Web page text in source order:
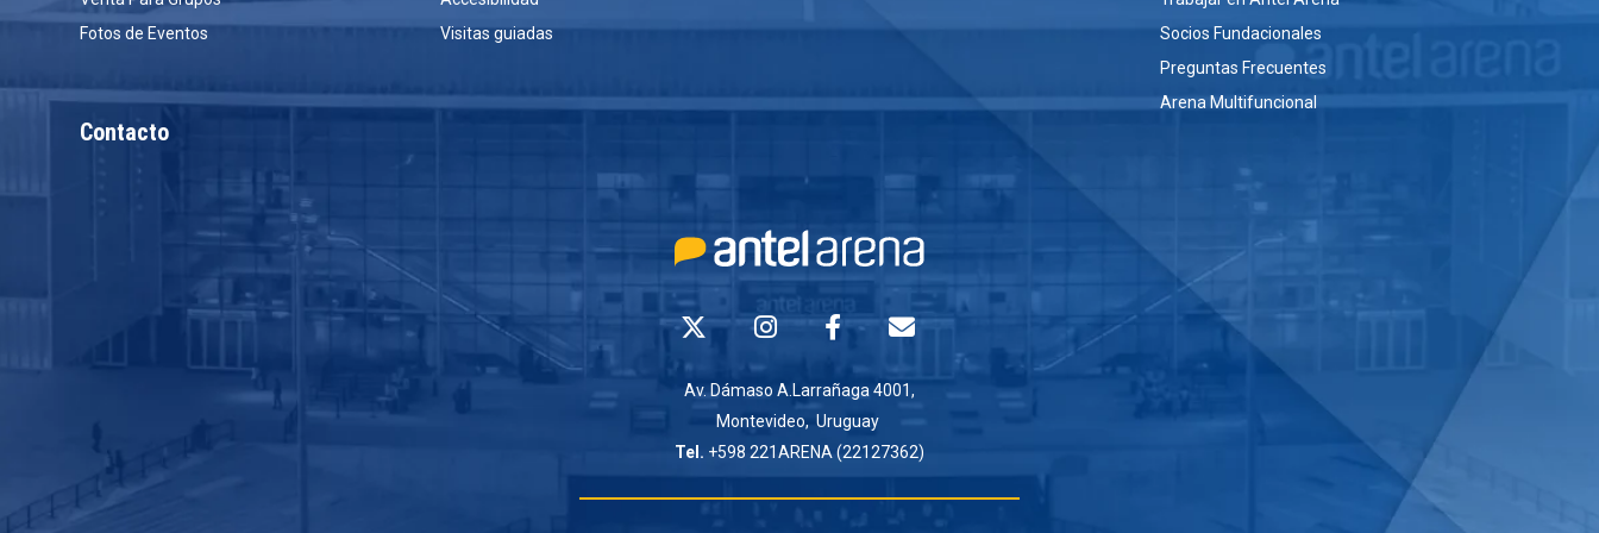
Fotos de Eventos
Visitas guiadas
Socios Fundacionales
Preguntas Frecuentes
Arena Multifuncional
Contacto
Av. Dámaso A.Larrañaga 4001,
Montevideo, Uruguay
Tel. +598 221ARENA (22127362)